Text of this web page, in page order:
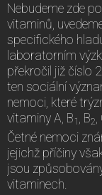
Nebudeme zde
vitaminů,
specifického
laboratorním
překročil již číslo
ten sociální
nemoci, které
vitaminy A, B 1 , B2
Četné nemoci
jejichž příčiny
jsou
vitaminech.